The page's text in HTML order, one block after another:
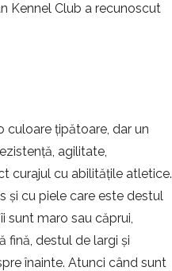
Kennel Club a recunoscut
culoare țipătoare, dar un
agilitate,
curajul cu abilitățile atletice.
și cu piele care este destul
sunt maro sau căprui,
fină, destul de largi și
înainte. Atunci când sunt